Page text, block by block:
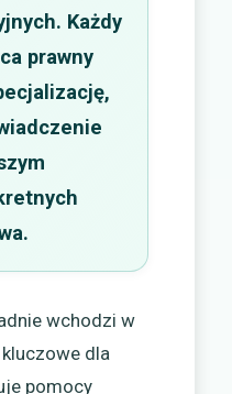
Każdy
prawny
wchodzi w
kluczowe dla
pomocy